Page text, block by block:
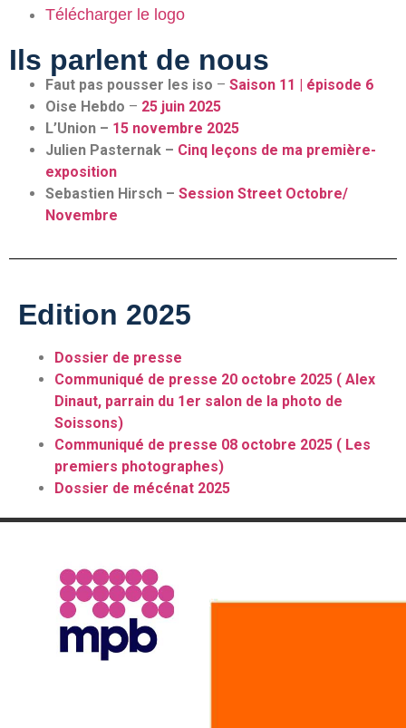
Télécharger le logo
Ils parlent de nous
Faut pas pousser les iso – Saison 11 | épisode 6
Oise Hebdo – 25 juin 2025
L’Union – 15 novembre 2025
Julien Pasternak – Cinq leçons de ma première-
exposition
Sebastien Hirsch – Session Street Octobre/
Novembre
Edition 2025
Dossier de presse
Communiqué de presse 20 octobre 2025 ( Alex
Dinaut, parrain du 1er salon de la photo de
Soissons)
Communiqué de presse 08 octobre 2025 ( Les
premiers photographes)
Dossier de mécénat 2025